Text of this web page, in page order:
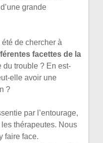
grande
de chercher à
facettes de la
du trouble ? En est-
elle avoir une
?
par l’entourage,
thérapeutes. Nous
faire face.